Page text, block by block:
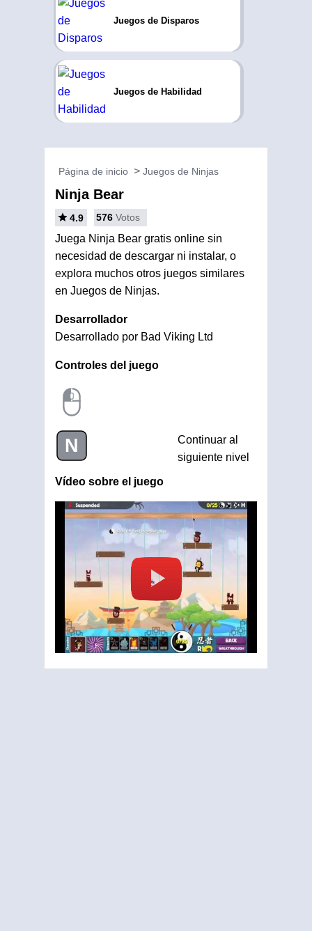
Juegos de Disparos
Juegos de Habilidad
Página de inicio Juegos de Ninjas
Ninja Bear
4.9 576 Votos
Juega Ninja Bear gratis online sin
necesidad de descargar ni instalar, o
explora muchos otros juegos similares
en Juegos de Ninjas.
Desarrollador
Desarrollado por Bad Viking Ltd
Controles del juego
N
Continuar al
siguiente nivel
Vídeo sobre el juego